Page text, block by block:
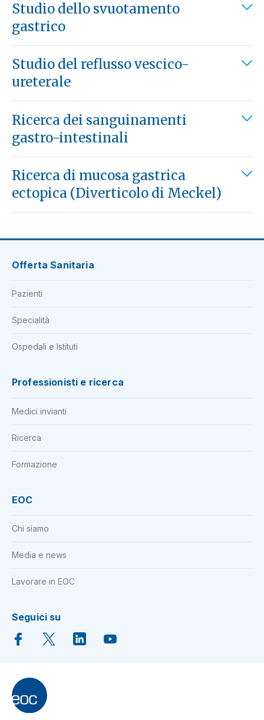
Studio dello svuotamento
gastrico
Studio del reflusso vescico-
ureterale
Ricerca dei sanguinamenti
gastro-intestinali
Ricerca di mucosa gastrica
ectopica (Diverticolo di Meckel)
Offerta Sanitaria
Pazienti
Specialità
Ospedali e Istituti
Professionisti e ricerca
Medici invianti
Ricerca
Formazione
EOC
Chi siamo
Media e news
Lavorare in EOC
Seguici su